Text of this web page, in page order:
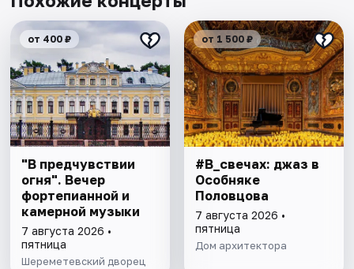
от 400 ₽
"В предчувствии
огня". Вечер
фортепианной и
камерной музыки
7 августа 2026 •
пятница
Шереметевский дворец
от 1 500 ₽
#В_свечах: джаз в
Особняке
Половцова
7 августа 2026 •
пятница
Дом архитектора